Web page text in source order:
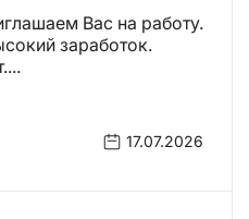
17.07.2026